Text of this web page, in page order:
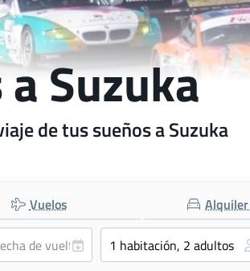
Suzuka
de tus sueños a Suzuka
Vuelos